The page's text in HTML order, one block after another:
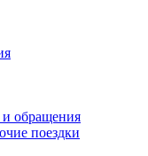
обращения
поездки